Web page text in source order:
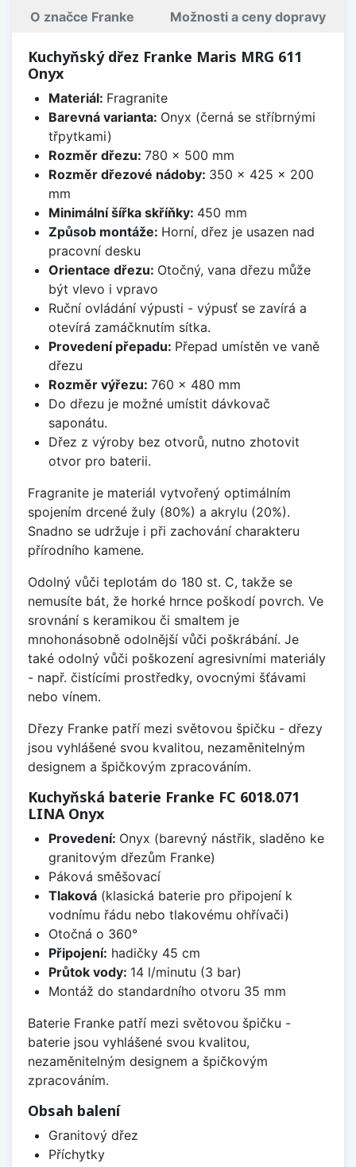
O značce Franke Možnosti a ceny dopravy
Kuchyňský dřez Franke Maris MRG 611
Onyx
Materiál: Fragranite
Barevná varianta: Onyx (černá se stříbrnými
třpytkami)
Rozměr dřezu: 780 x 500 mm
Rozměr dřezové nádoby: 350 x 425 x 200
mm
Minimální šířka skříňky: 450 mm
Způsob montáže: Horní, dřez je usazen nad
pracovní desku
Orientace dřezu: Otočný, vana dřezu může
být vlevo i vpravo
Ruční ovládání výpusti - výpusť se zavírá a
otevírá zamáčknutím sítka.
Provedení přepadu: Přepad umístěn ve vaně
dřezu
Rozměr výřezu: 760 x 480 mm
Do dřezu je možné umístit dávkovač
saponátu.
Dřez z výroby bez otvorů, nutno zhotovit
otvor pro baterii.
Fragranite je materiál vytvořený optimálním
spojením drcené žuly (80%) a akrylu (20%).
Snadno se udržuje i při zachování charakteru
přírodního kamene.
Odolný vůči teplotám do 180 st. C, takže se
nemusíte bát, že horké hrnce poškodí povrch. Ve
srovnání s keramikou či smaltem je
mnohonásobně odolnější vůči poškrábání. Je
také odolný vůči poškození agresivními materiály
- např. čistícími prostředky, ovocnými šťávami
nebo vínem.
Dřezy Franke patří mezi světovou špičku - dřezy
jsou vyhlášené svou kvalitou, nezaměnitelným
designem a špičkovým zpracováním.
Kuchyňská baterie Franke FC 6018.071
LINA Onyx
Provedení: Onyx (barevný nástřik, sladěno ke
granitovým dřezům Franke)
Páková směšovací
Tlaková(klasická baterie pro připojení k
vodnímu řádu nebo tlakovému ohřívači)
Otočná o 360°
Připojení: hadičky 45 cm
Průtok vody: 14 l/minutu (3 bar)
Montáž do standardního otvoru 35 mm
Baterie Franke patří mezi světovou špičku -
baterie jsou vyhlášené svou kvalitou,
nezaměnitelným designem a špičkovým
zpracováním.
Obsah balení
Granitový dřez
Příchytky